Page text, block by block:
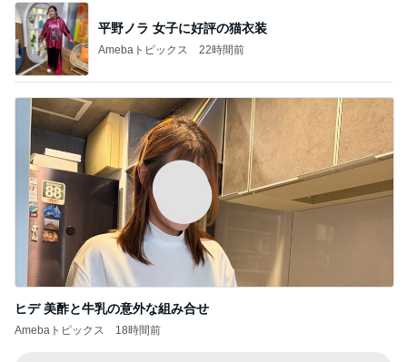
平野ノラ 女子に好評の猫衣装
Amebaトピックス 22時間前
ヒデ 美酢と牛乳の意外な組み合せ
Amebaトピックス 18時間前